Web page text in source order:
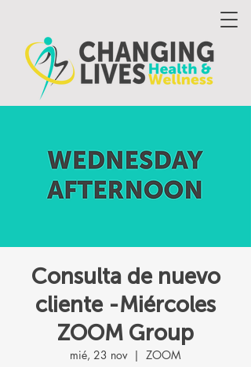
Consulta de nuevo
cliente -Miércoles
ZOOM Group
mié, 23 nov
  |
ZOOM